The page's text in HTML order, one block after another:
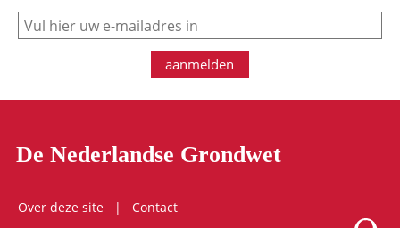
e-mail
aanmelden
De Nederlandse Grondwet
Over deze site
Contact